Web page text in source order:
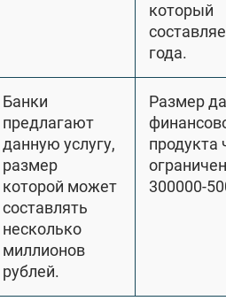
который
года.
Банки
предлагают
данную услугу,
размер
которой может
составлять
несколько
миллионов
рублей.
Размер
продукта
ограничен
300000-